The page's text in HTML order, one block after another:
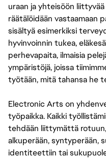
uraan ja yhteisöön
räätälöidään vastaamaan
sisältyä esimerkiksi
hyvinvoinnin tukea,
perhevapaita, ilmaisia
ympäristöjä, joissa
työtään, mitä tahansa he
Electronic Arts on
työpaikka. Kaikki
tehdään liittymättä
alkuperään, syntyperään,
identiteettiin tai